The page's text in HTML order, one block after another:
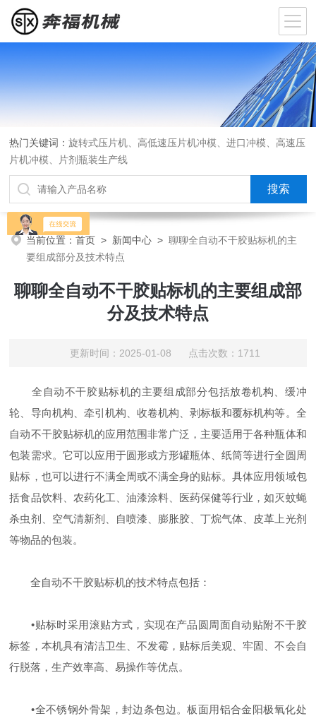
热门关键词：旋转式压片机、高低速压片机冲模、进口冲模、高速压
片机冲模、片剂瓶装生产线
当前位置：首页 > 新闻中心 >聊聊全自动不干胶贴标机的主
要组成部分‌及技术特点
聊聊全自动不干胶贴标机的主要组成部
分‌及技术特点
更新时间：2025-01-08 点击次数：1711
‌全自动不干胶贴标机的主要组成部分‌包括放卷机构、缓冲
轮、导向机构、牵引机构、收卷机构、剥标板和覆标机构等‌。全
自动不干胶贴标机的应用范围‌非常广泛，主要适用于各种瓶体和
包装需求。它可以应用于圆形或方形罐瓶体、纸筒等进行全圆周
贴标，也可以进行不满全周或不满全身的贴标。具体应用领域包
括食品饮料、农药化工、油漆涂料、医药保健等行业，如灭蚊蝇
杀虫剂、空气清新剂、自喷漆、膨胀胶、丁烷气体、皮革上光剂
等物品的包装‌。
‌全自动不干胶贴标机的技术特点‌包括：
•贴标时采用滚贴方式，实现在产品圆周面自动贴附不干胶
标签，本机具有清洁卫生、不发霉，贴标后美观、牢固、不会自
行脱落，生产效率高、易操作等优点。
•全不锈钢外骨架，封边条包边。板面用铝合金阳极氧化处